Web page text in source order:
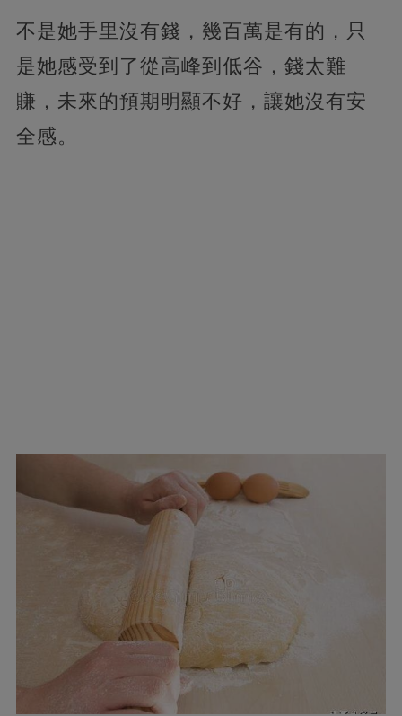
不是她手里沒有錢，幾百萬是有的，只
是她感受到了從高峰到低谷，錢太難
賺，未來的預期明顯不好，讓她沒有安
全感。